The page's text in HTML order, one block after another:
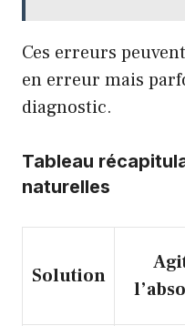
Ces erreurs
en erreur mais
diagnostic.
Tableau
naturelles
Solution